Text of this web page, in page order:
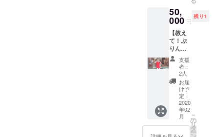
なりま
す！
ング」
念願の
エミュ
リボン
キャス
トがレ
コー
ディン
グ！プ
ロ
デュー
サーに
なった
気分
に！ ※
肩から
かける
50,
000 円
残り1
【教え
て！ぷ
りん先
生】
コース
ぷりん
とプリ
ン作
り・ぷ
りんと
簡単服
作り・
ぷりん
とタピ
支援
者：
2人
お届
け予
定：
2020
年02
月
こ
の
リ
タ
ー